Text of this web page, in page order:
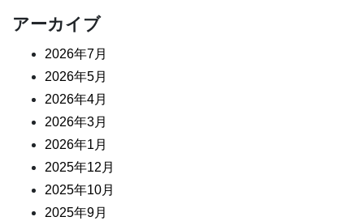
アーカイブ
2026年7月
2026年5月
2026年4月
2026年3月
2026年1月
2025年12月
2025年10月
2025年9月